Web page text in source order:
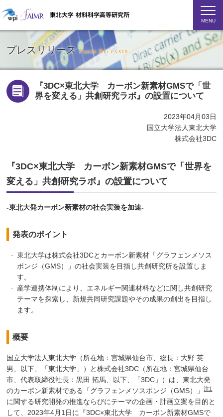
MENU
プレスリリースPress Releases
『3DC×東北大学 カーボン新素材GMSで「世
界を変える」共創研究ラボ』の設置について
2023年04月03日
国立大学法人東北大学
株式会社3DC
『3DC×東北大学 カーボン新素材GMSで「世界を
変える」共創研究ラボ』の設置について
-東北大発カーボン新素材の社会実装を加速-
発表のポイント
東北大学は株式会社3DCとカーボン新素材「グラフェンメソス
ポンジ（GMS）」の社会実装を目指し共創研究所を設置しま
す。
産学連携体制により、エネルギー関連材料などに関し共創研究
テーマを探索し、新規共同研究課題やその成果の創出を目指し
ます。
概要
国立大学法人東北大学（所在地：宮城県仙台市、総長：大野 英
男、以下、「東北大学」）と株式会社3DC（所在地：宮城県仙台
市、代表取締役社長：黒田 拓馬、以下、「3DC」）は、東北大発
のカーボン新素材である「グラフェンメソスポンジ（GMS）」注1
に関する研究開発の推進ならびにテーマの企画・計画立案を目的と
して、2023年4月1日に『3DC×東北大学 カーボン新素材GMSで